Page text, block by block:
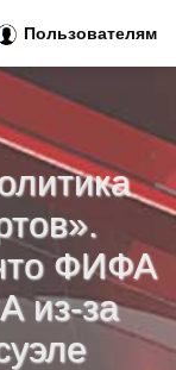
ФИФА
из‑за
Пользователям